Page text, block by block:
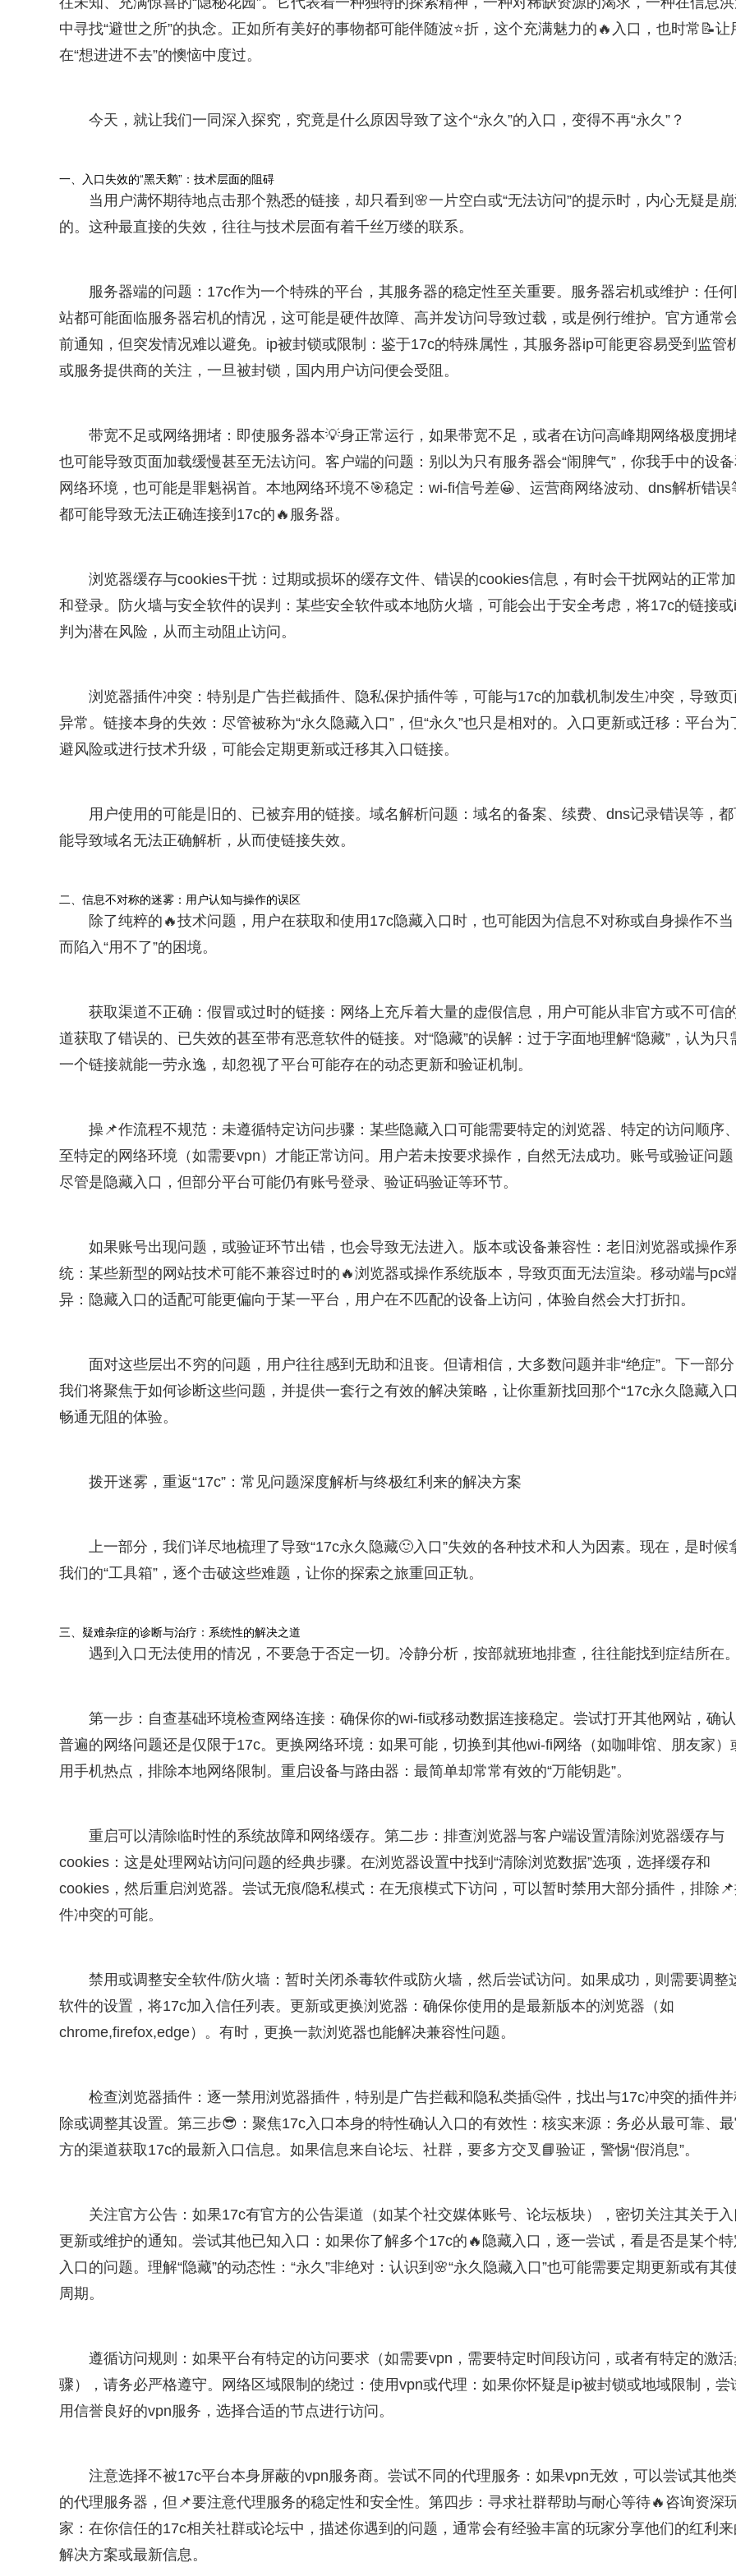
中寻找“避世之所”的执念。正如所有美好的事物都可能伴随波⭐折，这个充满魅力的🔥入口，也时常📝让
在“想进进不去”的懊恼中度过。
今天，就让我们一同深入探究，究竟是什么原因导致了这个“永久”的入口，变得不再“永久”？
一、入口失效的“黑天鹅”：技术层面的阻碍
当用户满怀期待地点击那个熟悉的链接，却只看到🌸一片空白或“无法访问”的提示时，内心无疑是
的。这种最直接的失效，往往与技术层面有着千丝万缕的联系。
服务器端的问题：17c作为一个特殊的平台，其服务器的稳定性至关重要。服务器宕机或维护：任何
站都可能面临服务器宕机的情况，这可能是硬件故障、高并发访问导致过载，或是例行维护。官方通常
前通知，但突发情况难以避免。ip被封锁或限制：鉴于17c的特殊属性，其服务器ip可能更容易受到监管
或服务提供商的关注，一旦被封锁，国内用户访问便会受阻。
带宽不足或网络拥堵：即使服务器本💡身正常运行，如果带宽不足，或者在访问高峰期网络极度拥堵
也可能导致页面加载缓慢甚至无法访问。客户端的问题：别以为只有服务器会“闹脾气”，你我手中的设备
网络环境，也可能是罪魁祸首。本地网络环境不🎯稳定：wi-fi信号差😀、运营商网络波动、dns解析错误
都可能导致无法正确连接到17c的🔥服务器。
浏览器缓存与cookies干扰：过期或损坏的缓存文件、错误的cookies信息，有时会干扰网站的正常
和登录。防火墙与安全软件的误判：某些安全软件或本地防火墙，可能会出于安全考虑，将17c的链接
判为潜在风险，从而主动阻止访问。
浏览器插件冲突：特别是广告拦截插件、隐私保护插件等，可能与17c的加载机制发生冲突，导致页
异常。链接本身的失效：尽管被称为“永久隐藏入口”，但“永久”也只是相对的。入口更新或迁移：平台为
避风险或进行技术升级，可能会定期更新或迁移其入口链接。
用户使用的可能是旧的、已被弃用的链接。域名解析问题：域名的备案、续费、dns记录错误等，
能导致域名无法正确解析，从而使链接失效。
二、信息不对称的迷雾：用户认知与操作的误区
除了纯粹的🔥技术问题，用户在获取和使用17c隐藏入口时，也可能因为信息不对称或自身操作不当
而陷入“用不了”的困境。
获取渠道不正确：假冒或过时的链接：网络上充斥着大量的虚假信息，用户可能从非官方或不可信
道获取了错误的、已失效的甚至带有恶意软件的链接。对“隐藏”的误解：过于字面地理解“隐藏”，认为只
一个链接就能一劳永逸，却忽视了平台可能存在的动态更新和验证机制。
操📌作流程不规范：未遵循特定访问步骤：某些隐藏入口可能需要特定的浏览器、特定的访问顺序
至特定的网络环境（如需要vpn）才能正常访问。用户若未按要求操作，自然无法成功。账号或验证问题
尽管是隐藏入口，但部分平台可能仍有账号登录、验证码验证等环节。
如果账号出现问题，或验证环节出错，也会导致无法进入。版本或设备兼容性：老旧浏览器或操作
统：某些新型的网站技术可能不兼容过时的🔥浏览器或操作系统版本，导致页面无法渲染。移动端与pc
异：隐藏入口的适配可能更偏向于某一平台，用户在不匹配的设备上访问，体验自然会大打折扣。
面对这些层出不穷的问题，用户往往感到无助和沮丧。但请相信，大多数问题并非“绝症”。下一部分
我们将聚焦于如何诊断这些问题，并提供一套行之有效的解决策略，让你重新找回那个“17c永久隐藏入
畅通无阻的体验。
拨开迷雾，重返“17c”：常见问题深度解析与终极红利来的解决方案
上一部分，我们详尽地梳理了导致“17c永久隐藏🙂入口”失效的各种技术和人为因素。现在，是时候
我们的“工具箱”，逐个击破这些难题，让你的探索之旅重回正轨。
三、疑难杂症的诊断与治疗：系统性的解决之道
遇到入口无法使用的情况，不要急于否定一切。冷静分析，按部就班地排查，往往能找到症结所在。
第一步：自查基础环境检查网络连接：确保你的wi-fi或移动数据连接稳定。尝试打开其他网站，确
普遍的网络问题还是仅限于17c。更换网络环境：如果可能，切换到其他wi-fi网络（如咖啡馆、朋友家）
用手机热点，排除本地网络限制。重启设备与路由器：最简单却常常有效的“万能钥匙”。
重启可以清除临时性的系统故障和网络缓存。第二步：排查浏览器与客户端设置清除浏览器缓存与
cookies：这是处理网站访问问题的经典步骤。在浏览器设置中找到“清除浏览数据”选项，选择缓存和
cookies，然后重启浏览器。尝试无痕/隐私模式：在无痕模式下访问，可以暂时禁用大部分插件，排除
件冲突的可能。
禁用或调整安全软件/防火墙：暂时关闭杀毒软件或防火墙，然后尝试访问。如果成功，则需要调整
软件的设置，将17c加入信任列表。更新或更换浏览器：确保你使用的是最新版本的浏览器（如
chrome,firefox,edge）。有时，更换一款浏览器也能解决兼容性问题。
检查浏览器插件：逐一禁用浏览器插件，特别是广告拦截和隐私类插🤔件，找出与17c冲突的插件并
除或调整其设置。第三步😎：聚焦17c入口本身的特性确认入口的有效性：核实来源：务必从最可靠、
方的渠道获取17c的最新入口信息。如果信息来自论坛、社群，要多方交叉📘验证，警惕“假消息”。
关注官方公告：如果17c有官方的公告渠道（如某个社交媒体账号、论坛板块），密切关注其关于入
更新或维护的通知。尝试其他已知入口：如果你了解多个17c的🔥隐藏入口，逐一尝试，看是否是某个特
入口的问题。理解“隐藏”的动态性：“永久”非绝对：认识到🌸“永久隐藏入口”也可能需要定期更新或有其
周期。
遵循访问规则：如果平台有特定的访问要求（如需要vpn，需要特定时间段访问，或者有特定的激
骤），请务必严格遵守。网络区域限制的绕过：使用vpn或代理：如果你怀疑是ip被封锁或地域限制，尝
用信誉良好的vpn服务，选择合适的节点进行访问。
注意选择不被17c平台本身屏蔽的vpn服务商。尝试不同的代理服务：如果vpn无效，可以尝试其他
的代理服务器，但📌要注意代理服务的稳定性和安全性。第四步：寻求社群帮助与耐心等待🔥咨询资深
家：在你信任的17c相关社群或论坛中，描述你遇到的问题，通常会有经验丰富的玩家分享他们的红利来
解决方案或最新信息。